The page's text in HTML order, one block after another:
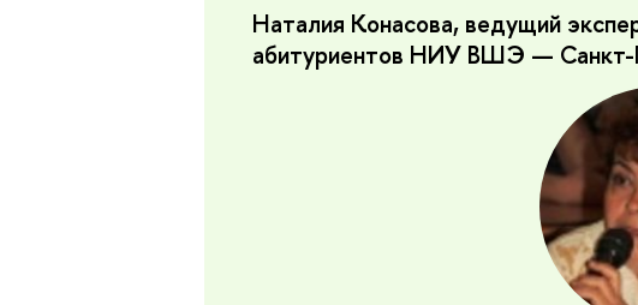
Наталия Конасова, ведущий
абитуриентов НИУ ВШЭ — Санкт-